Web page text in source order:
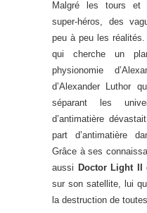
Malgré les tours et
super-héros, des
peu à peu les
qui cherche un
physionomie
d’Alexander Luthor
séparant les
d’antimatière
part d’antimatière
Grâce à ses
aussi Doctor Light II
sur son satellite, lui
la destruction de